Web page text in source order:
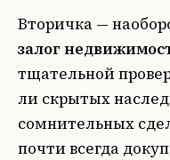
Вторичка —
залог
тщательной
ли скрытых
сомнительных
почти всегда